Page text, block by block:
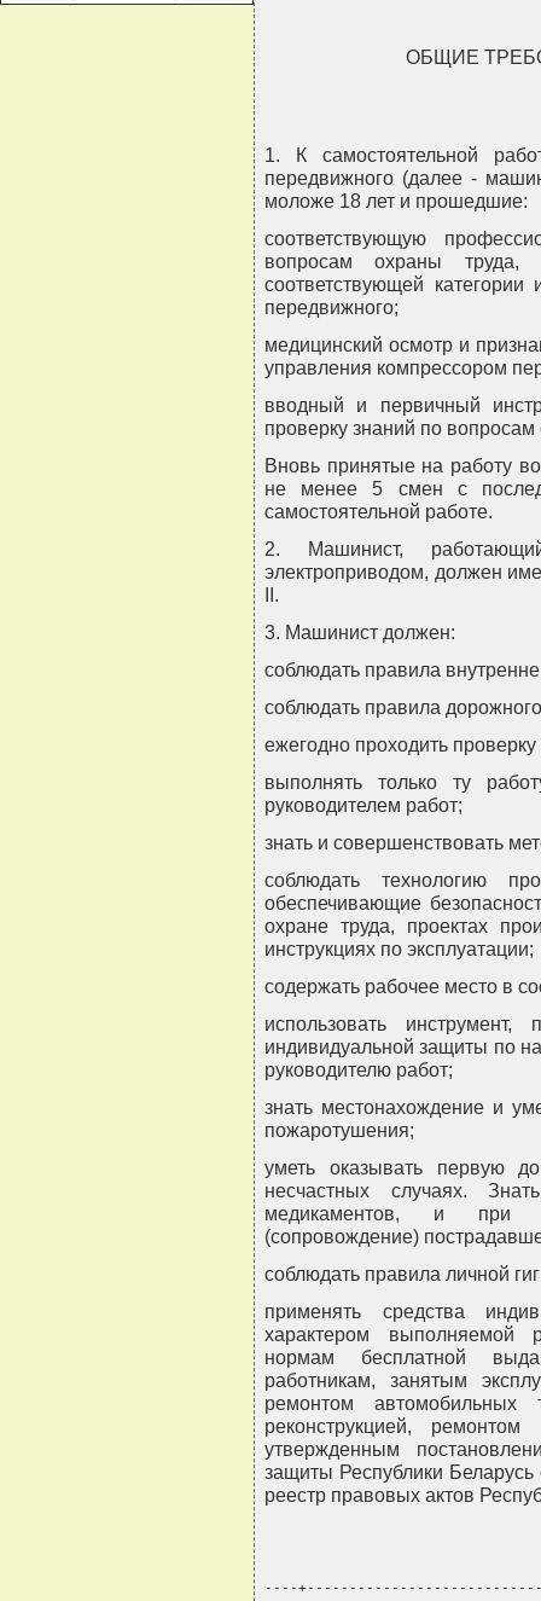
ОБЩИЕ
1. К самостоятельной
передвижного (далее -
моложе 18 лет и прошедшие:
соответствующую
вопросам охраны труда,
соответствующей
передвижного;
медицинский осмотр и
управления компрессором
вводный и первичный
проверку знаний по
Вновь принятые на работу
не менее 5 смен с
самостоятельной работе.
2. Машинист,
электроприводом, должен
II.
3. Машинист должен:
соблюдать правила
соблюдать правила
ежегодно проходить
выполнять только ту
руководителем работ;
знать и совершенствовать
соблюдать технологию
обеспечивающие
охране труда, проектах
инструкциях по эксплуатации;
содержать рабочее место в
использовать
индивидуальной защиты по
руководителю работ;
знать местонахождение и
пожаротушения;
уметь оказывать первую
несчастных случаях.
медикаментов, и при
(сопровождение)
соблюдать правила личной
применять средства
характером выполняемой
нормам бесплатной
работникам, занятым
ремонтом автомобильных
реконструкцией,
утвержденным
защиты Республики
реестр правовых актов
----